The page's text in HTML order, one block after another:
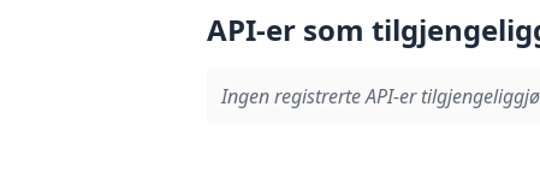
API-er som
Ingen registrerte API-er